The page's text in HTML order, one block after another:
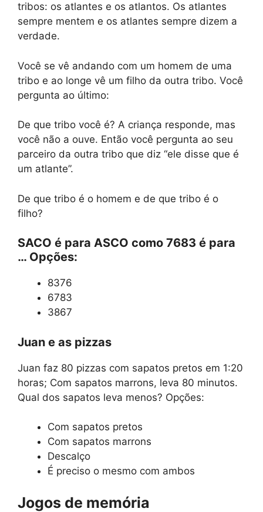
tribos: os atlantes e os atlantos. Os atlantes
sempre mentem e os atlantes sempre dizem a
verdade.
Você se vê andando com um homem de uma
tribo e ao longe vê um filho da outra tribo. Você
pergunta ao último:
De que tribo você é? A criança responde, mas
você não a ouve. Então você pergunta ao seu
parceiro da outra tribo que diz “ele disse que é
um atlante”.
De que tribo é o homem e de que tribo é o
filho?
SACO é para ASCO como 7683 é para
… Opções:
8376
6783
3867
Juan e as pizzas
Juan faz 80 pizzas com sapatos pretos em 1:20
horas; Com sapatos marrons, leva 80 minutos.
Qual dos sapatos leva menos? Opções:
Com sapatos pretos
Com sapatos marrons
Descalço
É preciso o mesmo com ambos
Jogos de memória